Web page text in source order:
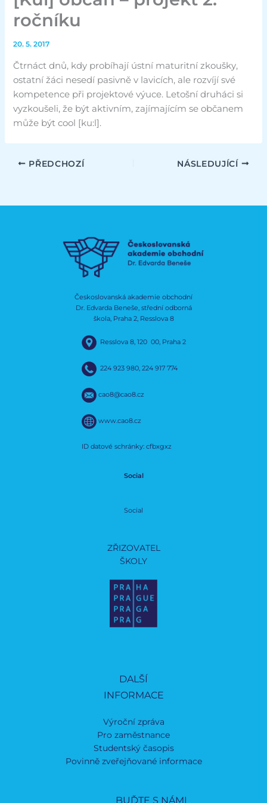
ročníku
20. 5. 2017
Čtrnáct dnů, kdy probíhají ústní maturitní zkoušky,
ostatní žáci nesedí pasivně v lavicích, ale rozvíjí své
kompetence při projektové výuce. Letošní druháci si
vyzkoušeli, že být aktivním, zajímajícím se občanem
může být cool [ku:l].
PŘEDCHOZÍ NÁSLEDUJÍCÍ
Českoslovanská akademie obchodní
Dr. Edvarda Beneše, střední odborná
škola, Praha 2, Resslova 8
Resslova 8, 120 00, Praha 2
224 923 980, 224 917 774
cao8@cao8.cz
www.cao8.cz
ID datové schránky: cfbxgxz
Social
Social
ZŘIZOVATEL
ŠKOLY
DALŠÍ
INFORMACE
Výroční zpráva
Pro zaměstnance
Studentský časopis
Povinně zveřejňované informace
BUĎTE S NÁMI